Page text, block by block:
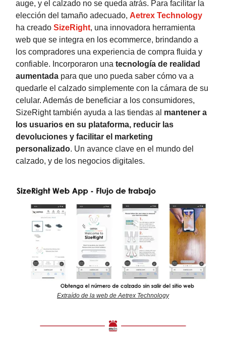
auge, y el calzado no se queda atrás. Para facilitar la
elección del tamaño adecuado, Aetrex Technology
ha creado SizeRight, una innovadora herramienta
web que se integra en los ecommerce, brindando a
los compradores una experiencia de compra fluida y
confiable. Incorporaron una tecnología de realidad
aumentada para que uno pueda saber cómo va a
quedarle el calzado simplemente con la cámara de su
celular. Además de beneficiar a los consumidores,
SizeRight también ayuda a las tiendas al mantener a
los usuarios en su plataforma, reducir las
devoluciones y facilitar el marketing
personalizado. Un avance clave en el mundo del
calzado, y de los negocios digitales.
Extraído de la web de Aetrex Technology